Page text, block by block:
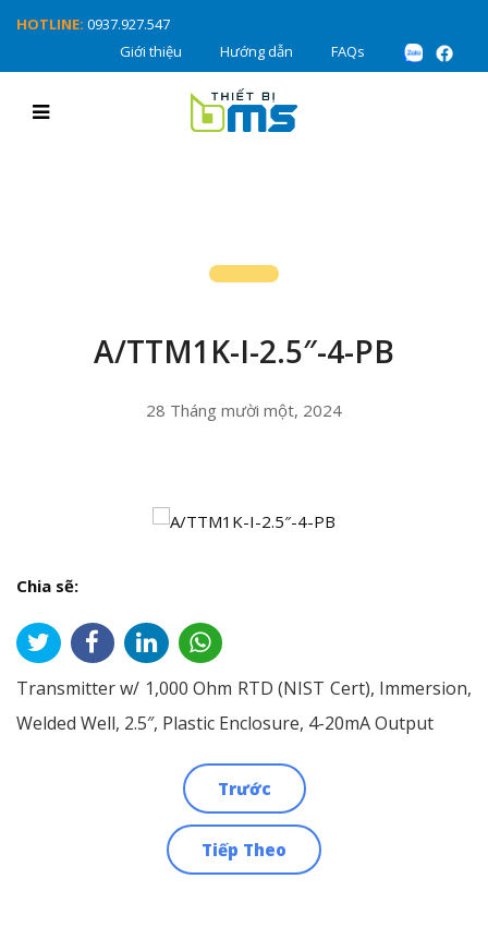
HOTLINE: 0937.927.547
Giới thiệu
Hướng dẫn FAQs
A/TTM1K-I-2.5″-4-PB
28 Tháng mười một, 2024
Chia sẽ:
Transmitter w/ 1,000 Ohm RTD (NIST Cert), Immersion,
Welded Well, 2.5″, Plastic Enclosure, 4-20mA Output
Trước
Tiếp Theo